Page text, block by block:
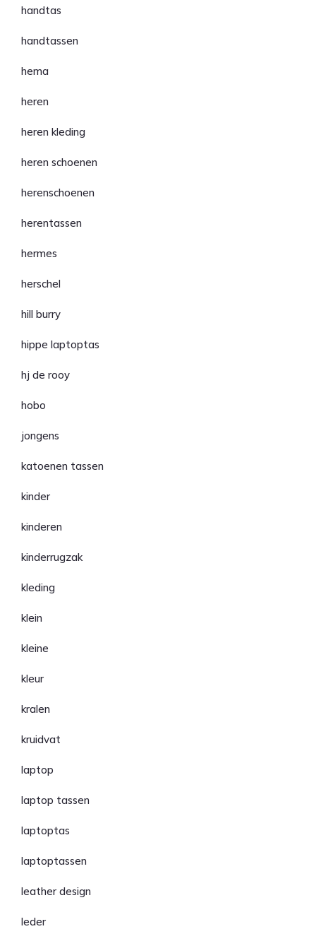
handtas
handtassen
hema
heren
heren kleding
heren schoenen
herenschoenen
herentassen
hermes
herschel
hill burry
hippe laptoptas
hj de rooy
hobo
jongens
katoenen tassen
kinder
kinderen
kinderrugzak
kleding
klein
kleine
kleur
kralen
kruidvat
laptop
laptop tassen
laptoptas
laptoptassen
leather design
leder